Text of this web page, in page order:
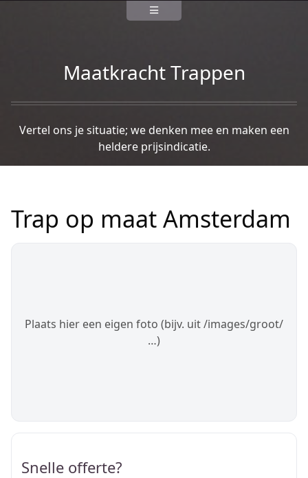
Maatkracht Trappen
Vertel ons je situatie; we denken mee en maken een
heldere prijsindicatie.
Trap op maat Amsterdam
Plaats hier een eigen foto (bijv. uit /images/groot/
…)
Snelle offerte?